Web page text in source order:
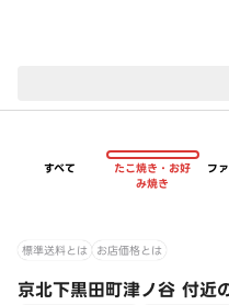
すべて
たこ焼き・お好
み焼き
フ
標準送料とは お店価格とは
京北下黒田町津ノ谷 付近